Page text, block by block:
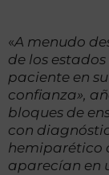
«A menudo
de los
paciente en
confianza»,
bloques de
con
hemiparético
aparecían en